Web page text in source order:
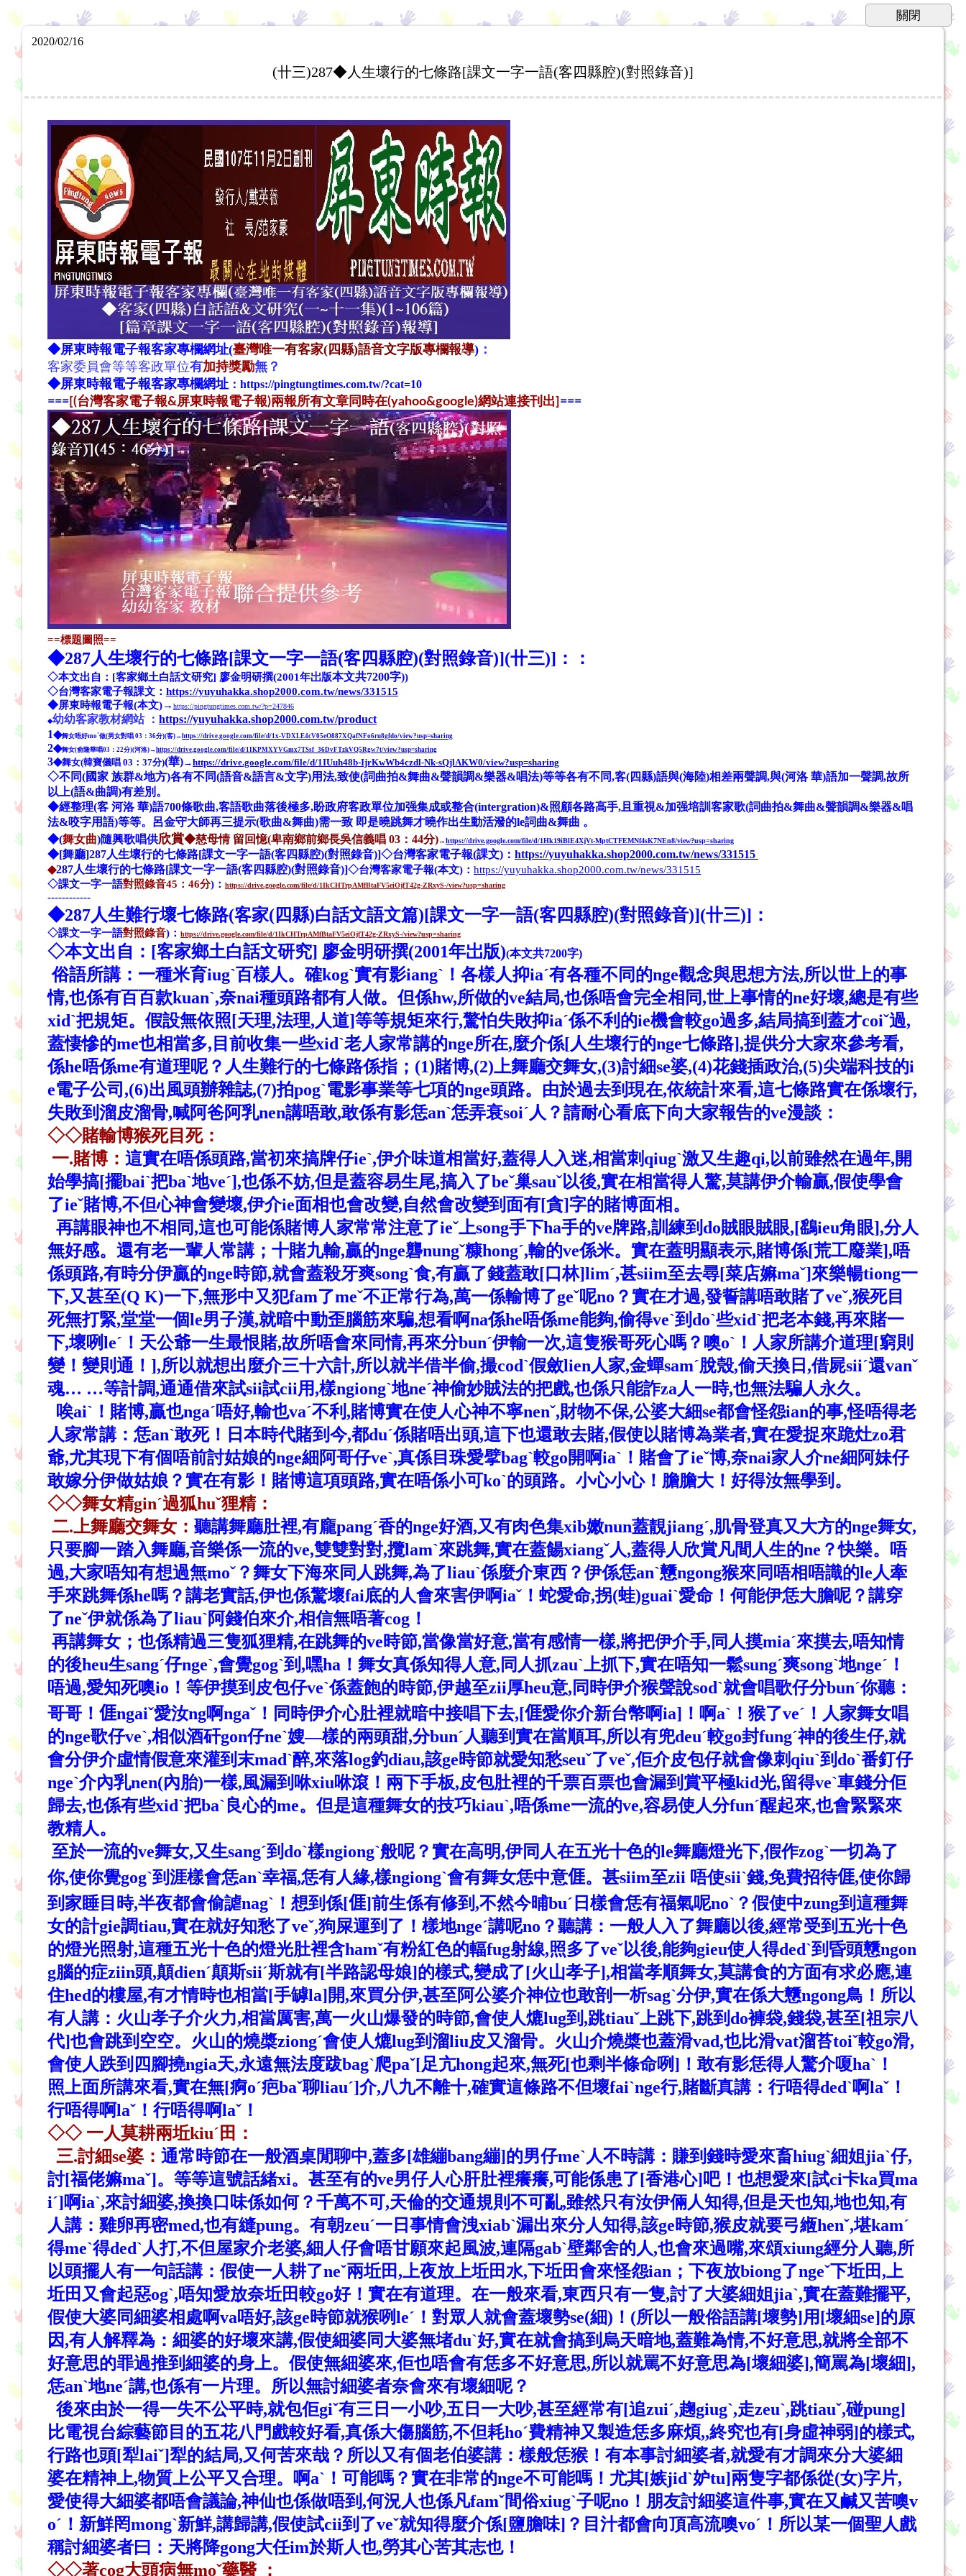
2020/02/16
(卄三)287◆人生壞行的七條路[課文一字一語(客四縣腔)(對照錄音)]
◆屏東時報電子報客家專欄網址(臺灣唯一有客家(四縣)語音文字版專欄報導)：
客家委員會等等客政單位有加持獎勵無？
◆屏東時報電子報客家專欄網址： https://pingtungtimes.com.tw/?cat=10
===[(台灣客家電子報&屏東時報電子報)兩報所有文章同時在(yahoo&google)網站連接刊出] ===
==標題圖照==
◆287人生壞行的七條路[課文一字一語(客四縣腔)(對照錄音)](卄三)] ： ：
◇本文出自：[客家鄉土白話文研究] 廖金明研撰(2001年岀版本文共7200字))
◇台灣客家電子報課文： https://yuyuhakka.shop2000.com.tw/news/331515
◆屏東時報電子報(本文)→ https://pingtungtimes.com.tw/?p=247846
◆幼幼客家教材網站 ： https://yuyuhakka.shop2000.com.tw/product
1◆舞女唔好moˋ做(男女對唱 03：36分)(客)→ https://drive.google.com/file/d/1x-VDXLE4cV05eO887XQafNFo6ru8gfdo/view?usp=sharing
2◆舞女(俞隆華唱03：22分)(河洛)→ https://drive.google.com/file/d/1IKPMXYVGmx7TSsf_36DvFTzkVQ5Rgw7t/view?usp=sharing
3◆舞女(韓寶儀唱 03：37分)(華)→https://drive.google.com/file/d/1IUuh48b-IjrKwWb4czdl-Nk-sQjlAKW0/view?usp=sharing
◇不同(國家 族群&地方)各有不同(語音&語言&文字)用法,致使(詞曲拍&舞曲&聲韻調&樂器&唱法)等等各有不同,客(四縣)語與(海陸)相差兩聲調,與(河洛 華)語加一聲調,故所
以 上(語&曲調)有差別。
◆經整理(客 河洛 華)語700條歌曲,客語歌曲落後極多,盼政府客政單位加强集成或整合(intergration)&照顧各路高手,且重視&加强培訓客家歌(詞曲拍&舞曲&聲韻調&樂器&唱
法&咬字用語)等等。呂金守大師再三提示(歌曲&舞曲)需一致 即是曉跳舞才曉作出生動活潑的le詞曲&舞曲 。
◆(舞女曲)隨興歌唱供欣賞◆慈母情 留回憶(卑南鄉前鄉長吳信義唱 03：44分)→https://drive.google.com/file/d/1Hk19iBlE4XjVt-MptCTFEMNf4sK7NEn8/view?usp=sharing
◆[舞廳]287人生壞行的七條路[課文一字一語(客四縣腔)(對照錄音)]◇台灣客家電子報(課文)： https://yuyuhakka.shop2000.com.tw/news/331515
◆287人生壞行的七條路[課文一字一語(客四縣腔)(對照錄音)]◇台灣客家電子報(本文)： https://yuyuhakka.shop2000.com.tw/news/331515
◇課文一字一語對照錄音45：46分)： https://drive.google.com/file/d/1IkCHTrpAMfBtaFV5eiOjfT42g-ZRxyS-/view?usp=sharing
------------
◆287人生難行壞七條路(客家(四縣)白話文語文篇)[課文一字一語(客四縣腔)(對照錄音)](卄三)] ：
◇課文一字一語對照錄音)： https://drive.google.com/file/d/1IkCHTrpAMfBtaFV5eiOjfT42g-ZRxyS-/view?usp=sharing
◇本文出自：[客家鄉土白話文研究] 廖金明研撰(2001年岀版)(本文共7200字)
俗語所講：一種米育iugˋ百樣人。確kogˋ實有影iangˋ！各樣人抑iaˊ有各種不同的nge觀念與思想方法,所以世上的事
情,也係有百百款kuanˋ,奈nai種頭路都有人做。但係hw,所做的ve結局,也係唔會完全相同,世上事情的ne好壞,總是有些
xidˋ把規矩。假設無依照[天理,法理,人道]等等規矩來行,驚怕失敗抑iaˊ係不利的ie機會較go過多,結局搞到蓋才coiˇ過,
蓋悽慘的me也相當多,目前收集一些xidˋ老人家常講的nge所在,麼介係[人生壞行的nge七條路],提供分大家來參考看,
係he唔係me有道理呢？人生難行的七條路係指；(1)賭博,(2)上舞廳交舞女,(3)討細se婆,(4)花錢插政治,(5)尖端科技的i
e電子公司,(6)出風頭辦雜誌,(7)拍pogˋ電影事業等七項的nge頭路。由於過去到現在,依統計來看,這七條路實在係壞行,
失敗到溜皮溜骨,喊阿爸阿乳nen講唔敢,敢係有影恁anˋ恁弄衰soiˊ人？請耐心看底下向大家報告的ve漫談：
◇◇賭輸博猴死目死：
一.賭博： 這實在唔係頭路,當初來搞牌仔ieˋ,伊介味道相當好,蓋得人入迷,相當刺qiugˋ激又生趣qi,以前雖然在過年,開
始學搞[擺baiˋ把baˋ地veˊ],也係不妨,但是蓋容易生尾,搞入了beˇ巢sauˇ以後,實在相當得人驚,莫講伊介輸贏,假使學會
了ieˇ賭博,不但心神會變壞,伊介ie面相也會改變,自然會改變到面有[貪]字的賭博面相。
再講眼神也不相同,這也可能係賭博人家常常注意了ieˇ上song手下ha手的ve牌路,訓練到do賊眼賊眼,[鷂ieu角眼],分人
無好感。還有老一輩人常講；十賭九輸,贏的nge礱nungˇ糠hongˊ,輸的ve係米。實在蓋明顯表示,賭博係[荒工廢業],唔
係頭路,有時分伊贏的nge時節,就會蓋殺牙爽songˋ食,有贏了錢蓋敢[口林]limˊ,甚siim至去尋[菜店嫲maˇ]來樂暢tiong一
下,又甚至(Q K)一下,無形中又犯fam了meˇ不正常行為,萬一係輸博了geˇ呢no？實在才過,發誓講唔敢賭了veˇ,猴死目
死無打緊,堂堂一個le男子漢,就暗中動歪腦筋來騙,想看啊na係he唔係me能夠,偷得veˋ到doˋ些xidˋ把老本錢,再來賭一
下,壞咧leˊ！天公爺一生最恨賭,故所唔會來同情,再來分bunˊ伊輸一次,這隻猴哥死心嗎？噢oˋ！人家所講介道理[窮則
變！變則通！],所以就想出麼介三十六計,所以就半借半偷,撮codˋ假斂lien人家,金蟬samˊ脫殼,偷天換日,借屍siiˊ還vanˇ
魂… …等計調,通通借來試sii試cii用,樣ngiongˋ地neˊ神偷妙賊法的把戲,也係只能詐za人一時,也無法騙人永久。
唉aiˋ！賭博,贏也ngaˊ唔好,輸也vaˊ不利,賭博實在使人心神不寧nenˇ,財物不保,公婆大細se都會怪怨ian的事,怪唔得老
人家常講：恁anˋ敢死！日本時代賭到今,都duˊ係賭唔出頭,這下也還敢去賭,假使以賭博為業者,實在愛捉來跪灶zo君
爺,尤其現下有個唔前討姑娘的nge細阿哥仔veˋ,真係目珠愛擘bagˋ較go開啊iaˋ！賭會了ieˇ博,奈nai家人介ne細阿妹仔
敢嫁分伊做姑娘？實在有影！賭博這項頭路,實在唔係小可koˋ的頭路。小心小心！膽膽大！好得汝無學到。
◇◇舞女精ginˊ過狐huˇ狸精：
二.上舞廳交舞女： 聽講舞廳肚裡,有龐pangˊ香的nge好酒,又有肉色集xib嫩nun蓋靚jiangˊ,肌骨登真又大方的nge舞女,
只要腳一踏入舞廳,音樂係一流的ve,雙雙對對,攬lamˋ來跳舞,實在蓋餳xiangˇ人,蓋得人欣賞凡間人生的ne？快樂。唔
過,大家唔知有想過無moˇ？舞女下海來同人跳舞,為了liauˋ係麼介東西？伊係恁anˋ戇ngong猴來同唔相唔識的le人牽
手來跳舞係he嗎？講老實話,伊也係驚壞fai底的人會來害伊啊iaˇ！蛇愛命,拐(蛙)guaiˋ愛命！何能伊恁大膽呢？講穿
了neˇ伊就係為了liauˋ阿錢伯來介,相信無唔著cog！
再講舞女；也係精過三隻狐狸精,在跳舞的ve時節,當像當好意,當有感情一樣,將把伊介手,同人摸miaˊ來摸去,唔知情
的後heu生sangˊ仔ngeˋ,會覺gogˋ到,嘿ha！舞女真係知得人意,同人抓zauˋ上抓下,實在唔知一鬆sungˊ爽songˋ地ngeˊ！
唔過,愛知死噢io！等伊摸到皮包仔veˋ係蓋飽的時節,伊越至zii厚heu意,同時伊介猴聲說sodˋ就會唱歌仔分bunˊ你聽：
哥哥！ 𠊎ngaiˇ愛汝ng啊ngaˇ！同時伊介心肚裡就暗中接唱下去,[𠊎愛你介新台幣啊ia]！啊aˋ！猴了veˊ！人家舞女唱
的nge歌仔veˋ,相似酒矸gon仔neˋ嫂—樣的兩頭甜,分bunˊ人聽到實在當順耳,所以有兜deuˊ較go封fungˊ神的後生仔,就
會分伊介虛情假意來灌到末madˋ醉,來落log釣diau,該ge時節就愛知愁seuˇ了veˇ,佢介皮包仔就會像刺qiuˋ到doˋ番釘仔
ngeˋ介內乳nen(內胎)一樣,風漏到咻xiu咻滾！兩下手板,皮包肚裡的千票百票也會漏到賞平極kid光,留得veˋ車錢分佢
歸去,也係有些xidˋ把baˋ良心的me。但是這種舞女的技巧kiauˋ,唔係me一流的ve,容易使人分funˊ醒起來,也會緊緊來
教精人。
至於一流的ve舞女,又生sangˊ到doˋ樣ngiongˋ般呢？實在高明,伊同人在五光十色的le舞廳燈光下,假作zogˋ一切為了
你,使你覺gogˋ到涯樣會恁anˋ幸福,恁有人緣,樣ngiongˋ會有舞女恁中意𠊎。甚siim至zii 唔使siiˋ錢,免費招待𠊎,使你歸
到家睡目時,半夜都會偷謔nagˋ！想到係[𠊎]前生係有修到,不然今晡buˊ日樣會恁有福氣呢noˋ？假使中zung到這種舞
女的計gie調tiau,實在就好知愁了veˇ,狗屎運到了！樣地ngeˊ講呢no？聽講：一般人入了舞廳以後,經常受到五光十色
的燈光照射,這種五光十色的燈光肚裡含hamˇ有粉紅色的輻fug射線,照多了veˇ以後,能夠gieu使人得dedˋ到昏頭戇ngon
g腦的症ziin頭,顛dienˊ顛斯siiˊ斯就有[半路認母娘]的樣式,變成了[火山孝子],相當孝順舞女,莫講食的方面有求必應,連
住hed的樓屋,有才情時也相當[手罅la]開,來買分伊,甚至阿公婆介神位也敢剖一析sagˋ分伊,實在係大戇ngong鳥！所以
有人講：火山孝子介火力,相當厲害,萬一火山爆發的時節,會使人熝lug到,跳tiauˇ上跳下,跳到do褲袋,錢袋,甚至[祖宗八
代]也會跳到空空。火山的燒槳ziongˊ會使人熝lug到溜liu皮又溜骨。火山介燒槳也蓋滑vad,也比滑vat溜苔toiˇ較go滑,
會使人跌到四腳撓ngia天,永遠無法度跋bagˋ爬paˇ[足亢hong起來,無死[也剩半條命咧]！敢有影恁得人驚介嗄haˋ！
照上面所講來看,實在無[痾oˊ疤baˇ聊liauˊ]介,八九不離十,確實這條路不但壞faiˋnge行,賭斷真講：行唔得dedˋ啊laˇ！
行唔得啊laˇ！行唔得啊laˇ！
◇◇ 一人莫耕兩坵kiuˊ田：
三.討細se婆： 通常時節在一般酒桌閒聊中,蓋多[雄繃bang繃]的男仔meˋ人不時講：賺到錢時愛來畜hiugˋ細姐jiaˋ仔,
討[福佬嫲maˇ]。等等這號話緒xi。甚至有的ve男仔人心肝肚裡癢癢,可能係患了[香港心]吧！也想愛來[試ci卡ka買ma
iˊ]啊iaˋ,來討細婆,換換口味係如何？千萬不可,天倫的交通規則不可亂,雖然只有汝伊倆人知得,但是天也知,地也知,有
人講：雞卵再密med,也有縫pung。有朝zeuˊ一日事情會洩xiabˋ漏出來分人知得,該ge時節,猴皮就要弓緪henˇ,堪kamˊ
得meˋ得dedˋ人打,不但屋家介老婆,細人仔會唔甘願來起風波,連隔gabˋ壁鄰舍的人,也會來過嘴,來頌xiung經分人聽,所
以頭擺人有一句話講：假使一人耕了neˇ兩坵田,上夜放上坵田水,下坵田會來怪怨ian；下夜放biong了ngeˇ下坵田,上
坵田又會起惡ogˋ,唔知愛放奈坵田較go好！實在有道理。在一般來看,東西只有一隻,討了大婆細姐jiaˋ,實在蓋難擺平,
假使大婆同細婆相處啊va唔好,該ge時節就猴咧leˊ！對眾人就會蓋壞勢se(細)！(所以一般俗語講[壞勢]用[壞細se]的原
因,有人解釋為：細婆的好壞來講,假使細婆同大婆無堵duˋ好,實在就會搞到烏天暗地,蓋難為情,不好意思,就將全部不
好意思的罪過推到細婆的身上。假使無細婆來,佢也唔會有恁多不好意思,所以就罵不好意思為[壞細婆],簡罵為[壞細],
恁anˋ地neˊ講,也係有一片理。所以無討細婆者奈會來有壞細呢？
後來由於一得一失不公平時,就包佢giˇ有三日一小吵,五日一大吵,甚至經常有[追zuiˊ,趜giugˋ,走zeuˋ,跳tiauˇ,碰pung]
比電視台綜藝節目的五花八門戲較好看,真係大傷腦筋,不但耗hoˊ費精神又製造恁多麻煩,,終究也有[身虛神弱]的樣式,
行路也頭[犁laiˇ]犁的結局,又何苦來哉？所以又有個老伯婆講：樣般恁猴！有本事討細婆者,就愛有才調來分大婆細
婆在精神上,物質上公平又合理。啊aˋ！可能嗎？實在非常的nge不可能嗎！尤其[嫉jidˋ妒tu]兩隻字都係從(女)字片,
愛使得大細婆都唔會議論,神仙也係做唔到,何況人也係凡famˇ間俗xiugˋ子呢no！朋友討細婆這件事,實在又鹹又苦噢v
oˊ！新鮮罔mongˋ新鮮,講歸講,假使試cii到了veˇ就知得麼介係[鹽膽味]？目汁都會向頂高流噢voˊ！所以某一個聖人戲
稱討細婆者曰：天將降gong大任im於斯人也,勞其心苦其志也！
◇◇著cog大頭病無moˇ藥醫 ：